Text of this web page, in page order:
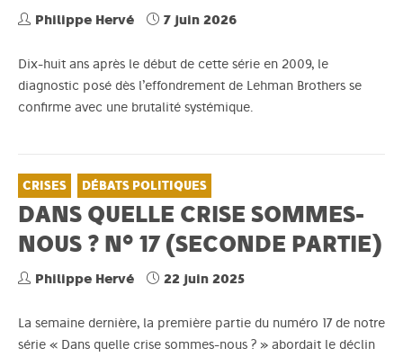
Philippe Hervé 7 juin 2026
Dix-huit ans après le début de cette série en 2009, le
diagnostic posé dès l’effondrement de Lehman Brothers se
confirme avec une brutalité systémique.
CRISES DÉBATS POLITIQUES
DANS QUELLE CRISE SOMMES-
NOUS ? N° 17 (SECONDE PARTIE)
Philippe Hervé 22 juin 2025
La semaine dernière, la première partie du numéro 17 de notre
série « Dans quelle crise sommes-nous ? » abordait le déclin